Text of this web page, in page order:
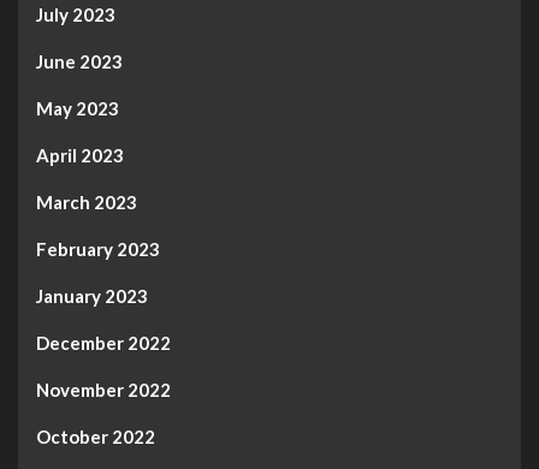
July 2023
June 2023
May 2023
April 2023
March 2023
February 2023
January 2023
December 2022
November 2022
October 2022